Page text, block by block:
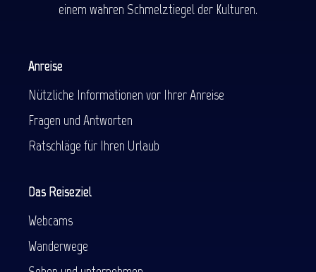
einem wahren Schmelztiegel der Kulturen.
Anreise
Nützliche Informationen vor Ihrer Anreise
Fragen und Antworten
Ratschläge für Ihren Urlaub
Das Reiseziel
Webcams
Wanderwege